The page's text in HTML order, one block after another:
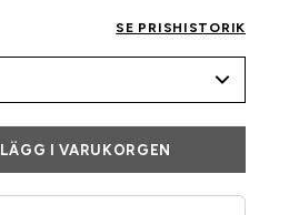
SE PRISHISTORIK
LÄGG I VARUKORGEN